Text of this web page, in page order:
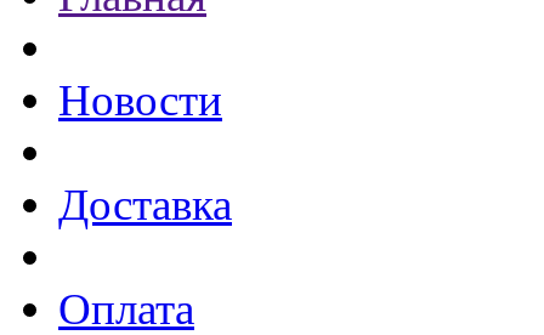
Новости
Доставка
Оплата